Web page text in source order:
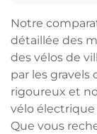
Notre
détaillée des
des vélos de
par les gravels
rigoureux et
vélo
Que vous